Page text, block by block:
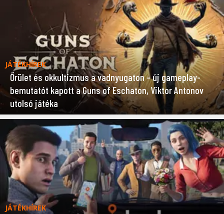
JÁTÉKHÍREK
Őrület és okkultizmus a vadnyugaton – új gameplay-
bemutatót kapott a Guns of Eschaton, Viktor Antonov
utolsó játéka
JÁTÉKHÍREK